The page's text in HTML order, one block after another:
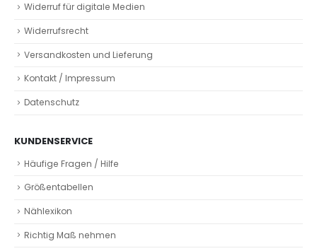
Widerruf für digitale Medien
Widerrufsrecht
Versandkosten und Lieferung
Kontakt / Impressum
Datenschutz
KUNDENSERVICE
Häufige Fragen / Hilfe
Größentabellen
Nählexikon
Richtig Maß nehmen